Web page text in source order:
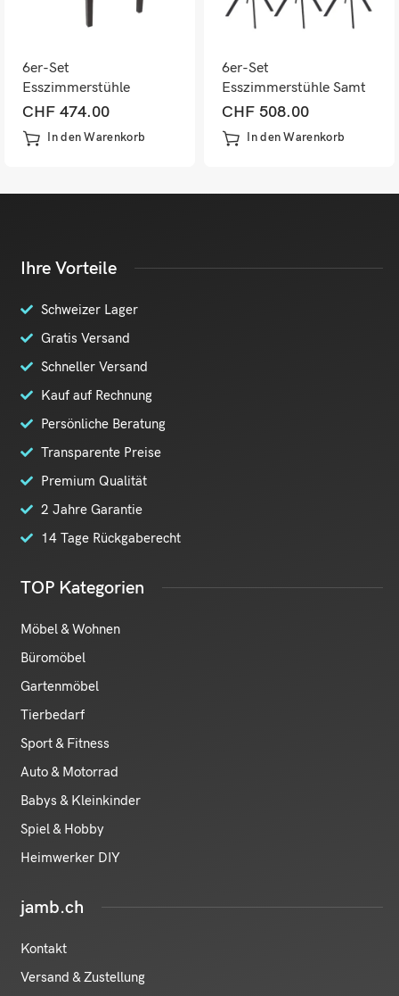
6er-Set
Esszimmerstühle
Kunstleder matt mit
dunklen Füssen schwarz
CHF 474.00
In den Warenkorb
6er-Set
Esszimmerstühle Samt
mit Metallgestell
dunkelbraun
CHF 508.00
In den Warenkorb
Ihre Vorteile
Schweizer Lager
Gratis Versand
Schneller Versand
Kauf auf Rechnung
Persönliche Beratung
Transparente Preise
Premium Qualität
2 Jahre Garantie
14 Tage Rückgaberecht
TOP Kategorien
Möbel & Wohnen
Büromöbel
Gartenmöbel
Tierbedarf
Sport & Fitness
Auto & Motorrad
Babys & Kleinkinder
Spiel & Hobby
Heimwerker DIY
jamb.ch
Kontakt
Versand & Zustellung